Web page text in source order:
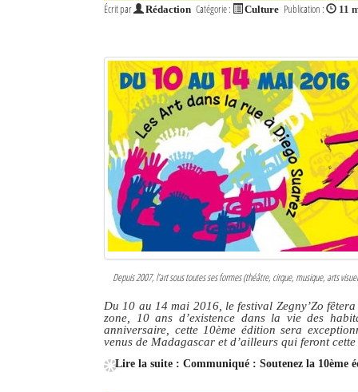
L'actualité du tourisme
Sites touristiques
Diego Suarez Pratique
Les Petites Annonces
La Tribune de Diego en PDF
Écrit par Rédaction Catégorie : Culture Publication : 11
Depuis 2007, l’art sous toutes ses formes (théâtre, cirque, musique, arts
Du 10 au 14 mai 2016, le festival Zegny’Zo
zone, 10 ans d’existence dans la vie des
anniversaire, cette 10ème édition sera
venus de Madagascar et d’ailleurs qui feront
Lire la suite : Communiqué : Soutenez la 10ème